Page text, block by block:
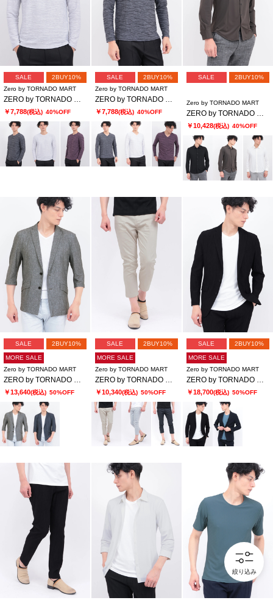
SALE
2BUY10%
Zero by TORNADO MART
ZERO by TORNADO MART∴ウェーブストームタック天竺クルー
￥7,788(税込) 40%OFF
SALE
2BUY10%
Zero by TORNADO MART
ZERO by TORNADO MART∴ウェーブストームタック天竺Vネック
￥7,788(税込) 40%OFF
SALE 2BUY10%
Zero by TORNADO MART
ZERO by TORNADO MART∴メアンドロスJQジャージーストレッチシャツ
￥10,428(税込) 40%OFF
SALE 2BUY10%
MORE SALE
Zero by TORNADO MART
￥13,640(税込) 50%OFF
SALE 2BUY10%
MORE SALE
Zero by TORNADO MART
￥10,340(税込) 50%OFF
SALE 2BUY10%
MORE SALE
Zero by TORNADO MART
￥18,700(税込) 50%OFF
絞り込み